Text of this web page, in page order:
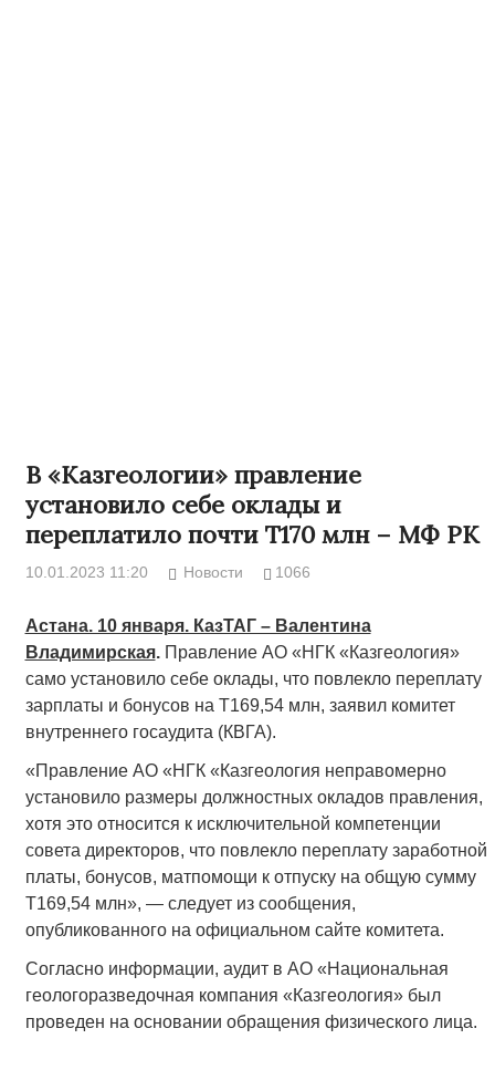
В «Казгеологии» правление
установило себе оклады и
переплатило почти Т170 млн – МФ РК
10.01.2023 11:20 Новости 1066
Астана. 10 января. КазТАГ – Валентина
Владимирская.Правление АО «НГК «Казгеология»
само установило себе оклады, что повлекло переплату
зарплаты и бонусов на Т169,54 млн, заявил комитет
внутреннего госаудита (КВГА).
«Правление АО «НГК «Казгеология неправомерно
установило размеры должностных окладов правления,
хотя это относится к исключительной компетенции
совета директоров, что повлекло переплату заработной
платы, бонусов, матпомощи к отпуску на общую сумму
Т169,54 млн», — следует из сообщения,
опубликованного на официальном сайте комитета.
Согласно информации, аудит в АО «Национальная
геологоразведочная компания «Казгеология» был
проведен на основании обращения физического лица.